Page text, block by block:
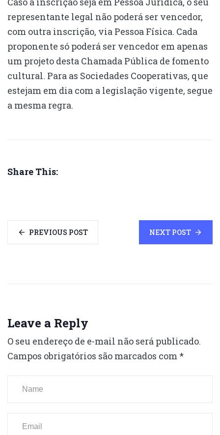
representante legal não poderá ser vencedor,
com outra inscrição, via Pessoa Física. Cada
proponente só poderá ser vencedor em apenas
um projeto desta Chamada Pública de fomento
cultural. Para as Sociedades Cooperativas, que
estejam em dia com a legislação vigente, segue
a mesma regra.
Share This:
PREVIOUS POST NEXT POST
Leave a Reply
O seu endereço de e-mail não será publicado.
Campos obrigatórios são marcados com *